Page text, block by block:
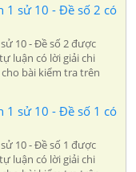
1 sử 10 - Đề số 2 có
10 - Đề số 2 được
luận có lời giải chi
bài kiểm tra trên
1 sử 10 - Đề số 1 có
10 - Đề số 1 được
luận có lời giải chi